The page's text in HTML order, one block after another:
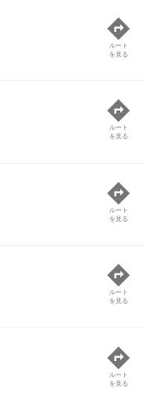
ルート
を見る
ルート
を見る
ルート
を見る
ルート
を見る
ルート
を見る